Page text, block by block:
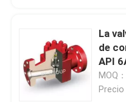
La
de
API
MOQ
Precio